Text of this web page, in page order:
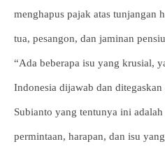
menghapus pajak atas tunjangan
tua, pesangon, dan jaminan
“Ada beberapa isu yang krusial,
Indonesia dijawab dan
Subianto yang tentunya ini
permintaan, harapan, dan isu